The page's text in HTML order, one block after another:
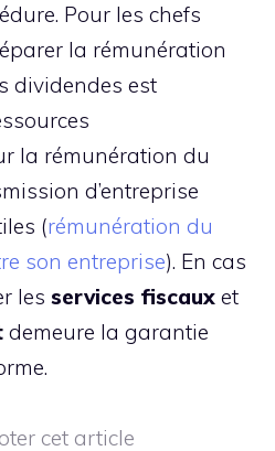
Pour les chefs
la rémunération
dividendes est
la rémunération du
d’entreprise
(rémunération du
son entreprise). En cas
les services fiscaux et
demeure la garantie
cet article